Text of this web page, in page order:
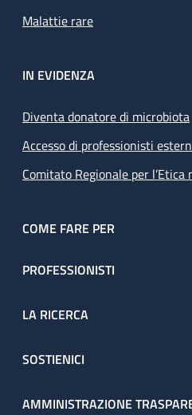
Malattie rare
IN EVIDENZA
Diventa donatore di microbiota
Accesso di professionisti
Comitato Regionale per l’Etica
COME FARE PER
PROFESSIONISTI
LA RICERCA
SOSTIENICI
AMMINISTRAZIONE